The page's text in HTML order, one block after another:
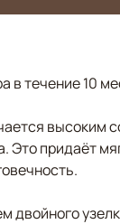
в течение 10
высоким
Это придаёт
двойного